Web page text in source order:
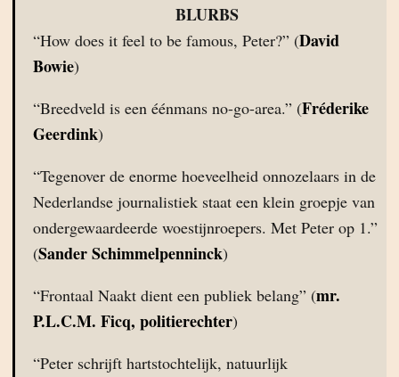
BLURBS
“How does it feel to be famous, Peter?” (David
Bowie)
“Breedveld is een éénmans no-go-area.” (Fréderike
Geerdink)
“Tegenover de enorme hoeveelheid onnozelaars in de
Nederlandse journalistiek staat een klein groepje van
ondergewaardeerde woestijnroepers. Met Peter op 1.”
(Sander Schimmelpenninck)
“Frontaal Naakt dient een publiek belang” (mr.
P.L.C.M. Ficq, politierechter)
“Peter schrijft hartstochtelijk, natuurlijk